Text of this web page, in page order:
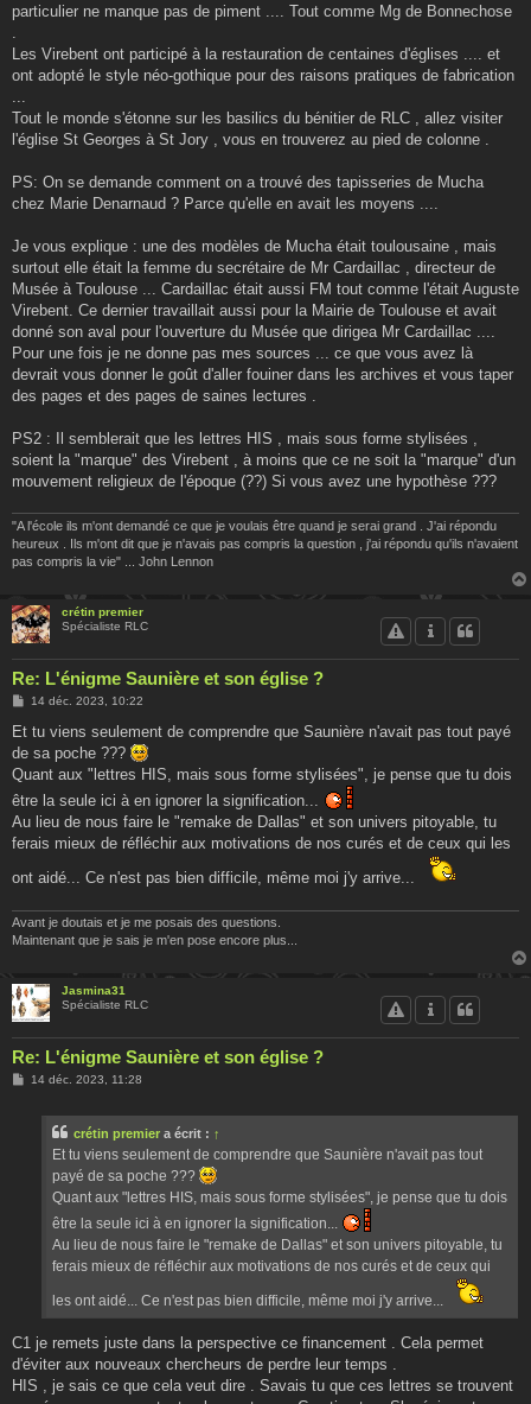
particulier ne manque pas de piment .... Tout comme Mg de Bonnechose
Les Virebent ont participé à la restauration de centaines d'églises .... et
ont adopté le style néo-gothique pour des raisons pratiques de fabrication
Tout le monde s'étonne sur les basilics du bénitier de RLC , allez visiter
l'église St Georges à St Jory , vous en trouverez au pied de colonne .
PS: On se demande comment on a trouvé des tapisseries de Mucha
chez Marie Denarnaud ? Parce qu'elle en avait les moyens ....
Je vous explique : une des modèles de Mucha était toulousaine , mais
surtout elle était la femme du secrétaire de Mr Cardaillac , directeur de
Musée à Toulouse ... Cardaillac était aussi FM tout comme l'était Auguste
Virebent. Ce dernier travaillait aussi pour la Mairie de Toulouse et avait
donné son aval pour l'ouverture du Musée que dirigea Mr Cardaillac ....
Pour une fois je ne donne pas mes sources ... ce que vous avez là
devrait vous donner le goût d'aller fouiner dans les archives et vous taper
des pages et des pages de saines lectures .
PS2 : Il semblerait que les lettres HIS , mais sous forme stylisées ,
soient la "marque" des Virebent , à moins que ce ne soit la "marque" d'un
mouvement religieux de l'époque (??) Si vous avez une hypothèse ???
"A l'école ils m'ont demandé ce que je voulais être quand je serai grand . J'ai répondu
heureux . Ils m'ont dit que je n'avais pas compris la question , j'ai répondu qu'ils n'avaient
pas compris la vie" ... John Lennon
crétin premier
Spécialiste RLC
Re: L'énigme Saunière et son église ?
M
s
a
g
14 déc. 2023, 10:22
Et tu viens seulement de comprendre que Saunière n'avait pas tout payé
de sa poche ???
Quant aux "lettres HIS, mais sous forme stylisées", je pense que tu dois
être la seule ici à en ignorer la signification...
Au lieu de nous faire le "remake de Dallas" et son univers pitoyable, tu
ferais mieux de réfléchir aux motivations de nos curés et de ceux qui les
ont aidé... Ce n'est pas bien difficile, même moi j'y arrive...
Avant je doutais et je me posais des questions.
Maintenant que je sais je m'en pose encore plus...
Jasmina31
Spécialiste RLC
Re: L'énigme Saunière et son église ?
M
14 déc. 2023, 11:28
crétin premier a écrit : ↑
Et tu viens seulement de comprendre que Saunière n'avait pas tout
payé de sa poche ???
Quant aux "lettres HIS, mais sous forme stylisées", je pense que tu dois
être la seule ici à en ignorer la signification...
Au lieu de nous faire le "remake de Dallas" et son univers pitoyable, tu
ferais mieux de réfléchir aux motivations de nos curés et de ceux qui
les ont aidé... Ce n'est pas bien difficile, même moi j'y arrive...
C1 je remets juste dans la perspective ce financement . Cela permet
d'éviter aux nouveaux chercheurs de perdre leur temps .
HIS , je sais ce que cela veut dire . Savais tu que ces lettres se trouvent